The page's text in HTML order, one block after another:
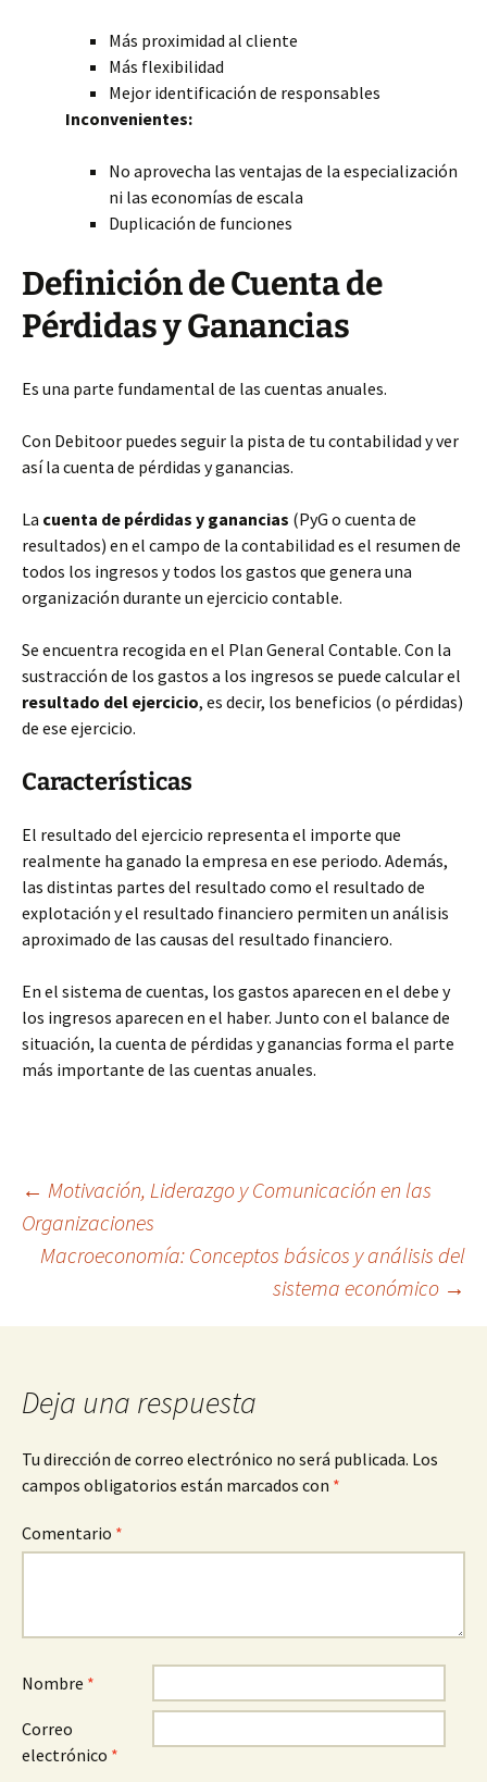
Más proximidad al cliente
Más flexibilidad
Mejor identificación de responsables
Inconvenientes:
No aprovecha las ventajas de la especialización
ni las economías de escala
Duplicación de funciones
Definición de Cuenta de
Pérdidas y Ganancias
Es una parte fundamental de las cuentas anuales.
Con Debitoor puedes seguir la pista de tu contabilidad y ver
así la cuenta de pérdidas y ganancias.
La cuenta de pérdidas y ganancias (PyG o cuenta de
resultados) en el campo de la contabilidad es el resumen de
todos los ingresos y todos los gastos que genera una
organización durante un ejercicio contable.
Se encuentra recogida en el Plan General Contable. Con la
sustracción de los gastos a los ingresos se puede calcular el
resultado del ejercicio, es decir, los beneficios (o pérdidas)
de ese ejercicio.
Características
El resultado del ejercicio representa el importe que
realmente ha ganado la empresa en ese periodo. Además,
las distintas partes del resultado como el resultado de
explotación y el resultado financiero permiten un análisis
aproximado de las causas del resultado financiero.
En el sistema de cuentas, los gastos aparecen en el debe y
los ingresos aparecen en el haber. Junto con el balance de
situación, la cuenta de pérdidas y ganancias forma el parte
más importante de las cuentas anuales.
Navegación
de
entradas
← Motivación, Liderazgo y Comunicación en las
Organizaciones
Macroeconomía: Conceptos básicos y análisis del
sistema económico →
Deja una respuesta
Tu dirección de correo electrónico no será publicada. Los
campos obligatorios están marcados con *
Comentario *
Nombre *
Correo
electrónico *